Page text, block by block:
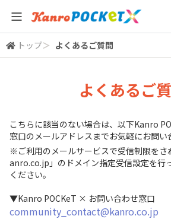
全体検索
トップ＞ よくあるご質問
よくあるご
こちらに該当のない場合は、以下Kanro
窓口のメールアドレスまでお気軽にお問
※ご利用のメールサービスで受信制限をさ
anro.co.jp」のドメイン指定受信設定を行
ください。
▼Kanro POCKeT × お問い合わせ窓口
community_contact@kanro.co.jp